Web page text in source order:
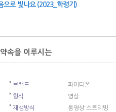
으로 빛나요 (2023_학령기)
속을 이루시는
브랜드
파이디온
형식
영상
재생방식
동영상 스트리밍